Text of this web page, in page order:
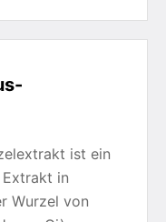
ist ein
in
Wurzel von